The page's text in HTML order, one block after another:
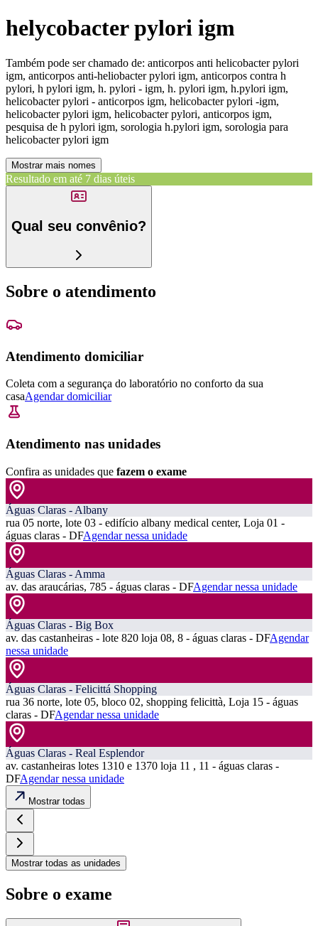
helycobacter pylori igm
Também pode ser chamado de: anticorpos anti helicobacter pylori
igm, anticorpos anti-heliobacter pylori igm, anticorpos contra h
pylori, h pylori igm, h. pylori - igm, h. pylori igm, h.pylori igm,
helicobacter pylori - anticorpos igm, helicobacter pylori -igm,
helicobacter pylori igm, helicobacter pylori, anticorpos igm,
pesquisa de h pylori igm, sorologia h.pylori igm, sorologia para
helicobacter pylori igm
Mostrar mais nomes
Resultado em até 7 dias úteis
Qual seu convênio?
Sobre o atendimento
Atendimento domiciliar
Coleta com a segurança do laboratório no conforto da sua
casaAgendar domiciliar
Atendimento nas unidades
Confira as unidades que fazem o exame
Águas Claras - Albany
rua 05 norte, lote 03 - edifício albany medical center, Loja 01 -
águas claras - DFAgendar nessa unidade
Águas Claras - Amma
av. das araucárias, 785 - águas claras - DFAgendar nessa unidade
Águas Claras - Big Box
av. das castanheiras - lote 820 loja 08, 8 - águas claras - DFAgendar
nessa unidade
Águas Claras - Felicittá Shopping
rua 36 norte, lote 05, bloco 02, shopping felicittà, Loja 15 - águas
claras - DFAgendar nessa unidade
Águas Claras - Real Esplendor
av. castanheiras lotes 1310 e 1370 loja 11 , 11 - águas claras -
DFAgendar nessa unidade
Mostrar todas
Mostrar todas as unidades
Sobre o exame